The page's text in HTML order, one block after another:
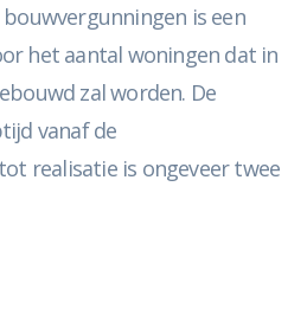
is een
het aantal woningen dat in
zal worden. De
vanaf de
realisatie is ongeveer twee